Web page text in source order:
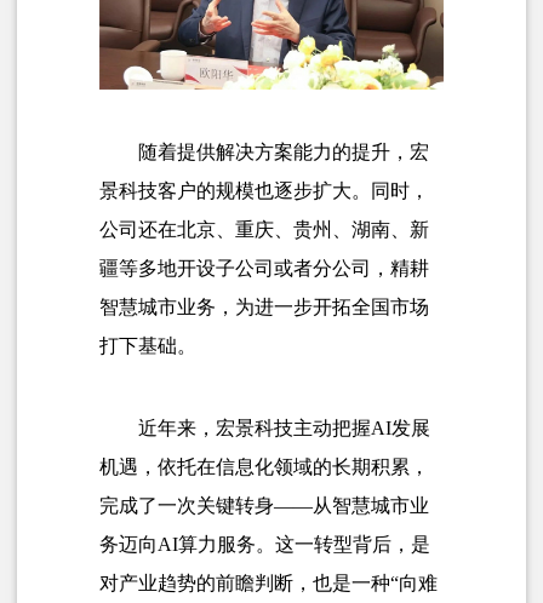
随着提供解决方案能力的提升，宏
景科技客户的规模也逐步扩大。同时，
公司还在北京、重庆、贵州、湖南、新
疆等多地开设子公司或者分公司，精耕
智慧城市业务，为进一步开拓全国市场
打下基础。
近年来，宏景科技主动把握AI发展
机遇，依托在信息化领域的长期积累，
完成了一次关键转身——从智慧城市业
务迈向AI算力服务。这一转型背后，是
对产业趋势的前瞻判断，也是一种“向难